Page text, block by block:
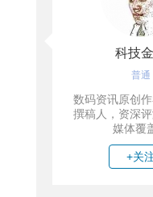
科技
普通
数码资讯原创
撰稿人，资深
媒体覆
+关